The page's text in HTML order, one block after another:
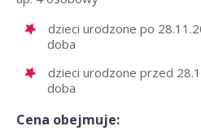
dzieci urodzone po
doba
dzieci urodzone przed
doba
Cena obejmuje: